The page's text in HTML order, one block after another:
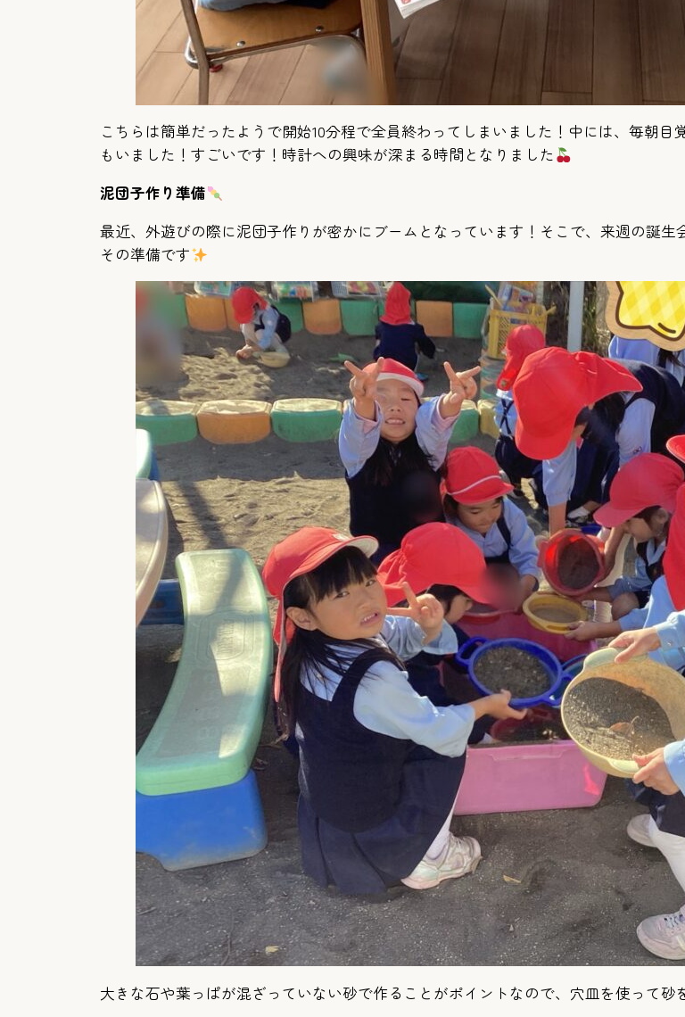
こちらは簡単だったようで開始10分程で全員終わってしまいました！中には、毎朝
もいました！すごいです！時計への興味が深まる時間となりました
泥団子作り準備
最近、外遊びの際に泥団子作りが密かにブームとなっています！そこで、来週の誕
その準備です
大きな石や葉っぱが混ざっていない砂で作ることがポイントなので、穴皿を使って砂